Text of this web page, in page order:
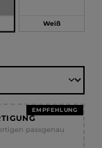
Weiß
EMPFEHLUNG
passgenau